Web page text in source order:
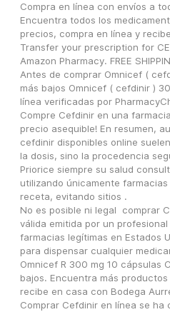
Compra en línea con envíos a
Encuentra todos los
precios, compra en línea y
Transfer your prescription for
Amazon Pharmacy. FREE
Antes de comprar Omnicef (
más bajos Omnicef ( cefdinir )
línea verificadas por
Compre Cefdinir en una
precio asequible! En resumen,
cefdinir disponibles online
la dosis, sino la procedencia
Priorice siempre su salud
utilizando únicamente
receta, evitando sitios .
No es posible ni legal  comprar
válida emitida por un
farmacias legítimas en Estados
para dispensar cualquier
Omnicef R 300 mg 10 cápsulas
bajos. Encuentra más
recibe en casa con Bodega
Comprar Cefdinir en línea se ha